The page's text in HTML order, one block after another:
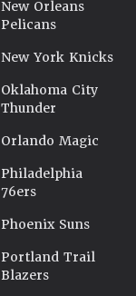
New Orleans
Pelicans
New York Knicks
Oklahoma City
Thunder
Orlando Magic
Philadelphia
76ers
Phoenix Suns
Portland Trail
Blazers